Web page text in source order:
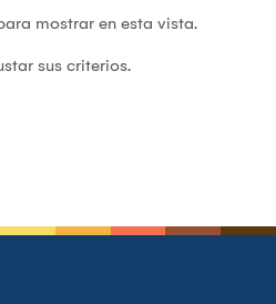
mostrar en esta vista.
sus criterios.